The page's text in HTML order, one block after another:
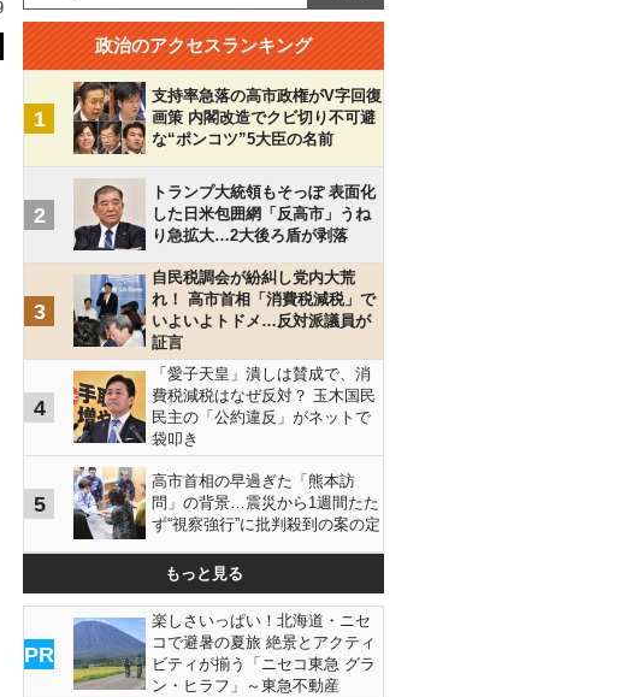
政治のアクセスランキング
1
支持率急落の高市政権がV字回復
画策 内閣改造でクビ切り不可避
な“ポンコツ”5大臣の名前
2
トランプ大統領もそっぽ 表面化
した日米包囲網「反高市」うね
り急拡大…2大後ろ盾が剥落
3
自民税調会が紛糾し党内大荒
れ！ 高市首相「消費税減税」で
いよいよトドメ…反対派議員が
証言
4
「愛子天皇」潰しは賛成で、消
費税減税はなぜ反対？ 玉木国民
民主の「公約違反」がネットで
袋叩き
5
高市首相の早過ぎた「熊本訪
問」の背景…震災から1週間たた
ず“視察強行”に批判殺到の案の定
もっと見る
PR
楽しさいっぱい！北海道・ニセ
コで避暑の夏旅 絶景とアクティ
ビティが揃う「ニセコ東急 グラ
ン・ヒラフ」～東急不動産